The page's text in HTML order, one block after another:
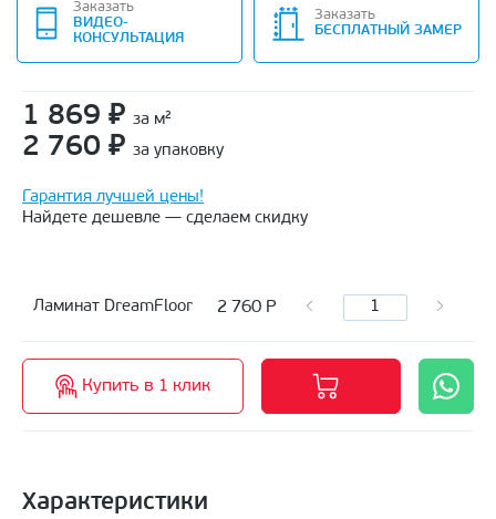
Заказать
ВИДЕО-
КОНСУЛЬТАЦИЯ
Заказать
БЕСПЛАТНЫЙ ЗАМЕР
1 869 ₽ за м²
2 760 ₽ за упаковку
Гарантия лучшей цены!
Найдете дешевле — сделаем скидку
Ламинат DreamFloor 2 760 Р
Купить в 1 клик
Характеристики